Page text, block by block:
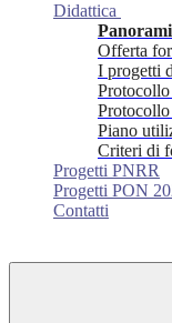
Didattica
Offerta
I progetti
Piano
Criteri di
Progetti PNRR
Progetti PON
Contatti